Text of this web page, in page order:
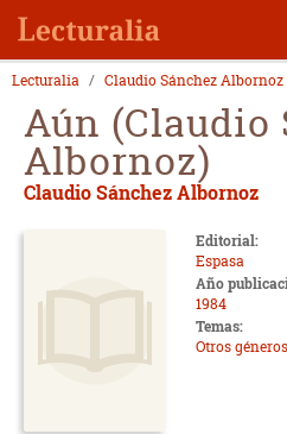
Lecturalia Claudio Sánchez Albornoz
Aún (Claudio
Albornoz)
Claudio Sánchez Albornoz
Editorial:
Espasa
Año
1984
Temas:
Otros